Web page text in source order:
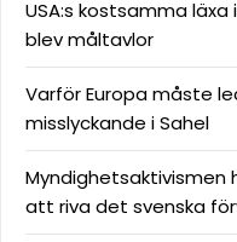
USA:s kostsamma
blev måltavlor
Varför Europa måste
misslyckande i Sahel
Myndighetsaktivismen
att riva det svenska